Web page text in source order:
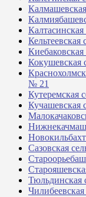
Калтасинская
Кокушевская
№ 21
Кутеремская
Кучашевская
Сазовская
Тюльдинская